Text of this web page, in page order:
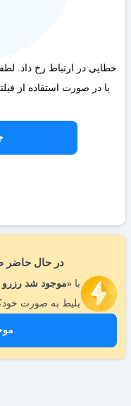
در حال حاضر
با «موجود شد
بلیط به صورت
یا در صورت استفاده از